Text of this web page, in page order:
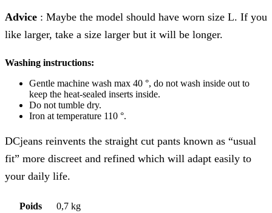
Advice : Maybe the model should have worn size L. If you
like larger, take a size larger but it will be longer.
Washing instructions:
Gentle machine wash max 40 °, do not wash inside out to
keep the heat-sealed inserts inside.
Do not tumble dry.
Iron at temperature 110 °.
DCjeans reinvents the straight cut pants known as “usual
fit” more discreet and refined which will adapt easily to
your daily life.
Poids
0,7 kg